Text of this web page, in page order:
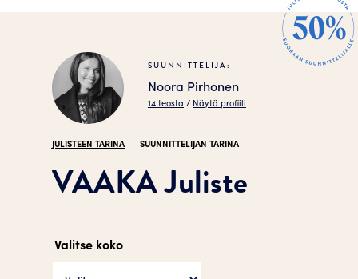
SUUNNITTELIJA:
Noora Pirhonen
14 teosta / Näytä profiili
JULISTEEN TARINA SUUNNITTELIJAN TARINA
VAAKA Juliste
Valitse koko